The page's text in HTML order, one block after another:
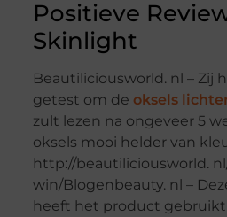
Positieve
Skinlight
Beautiliciousworld. nl – Zij
getest om de oksels
zult lezen na ongeveer 5
oksels mooi helder van
http://beautiliciousworld.
win/Blogenbeauty. nl –
heeft het product